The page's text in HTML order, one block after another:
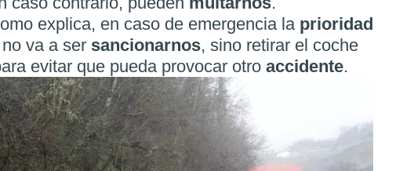
explica, en caso de emergencia la prioridad
va a ser sancionarnos, sino retirar el coche
evitar que pueda provocar otro accidente.